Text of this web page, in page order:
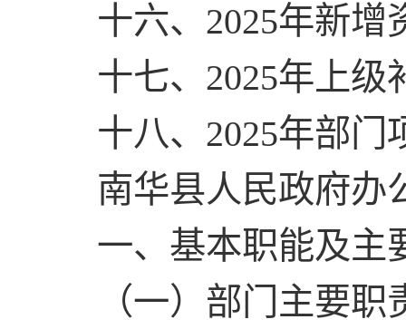
十六、2025年新增
十七、2025年上
十八、2025年部
南华县人民政府办
一、基本职能及主
（一）部门主要职